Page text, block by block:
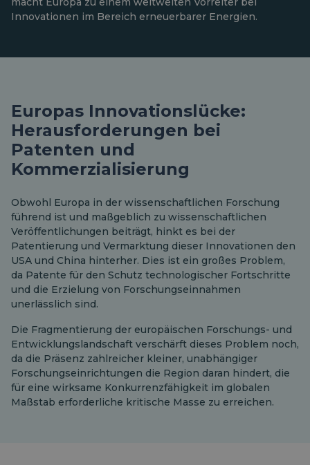
Innovationen im Bereich erneuerbarer Energien.
Europas Innovationslücke:
Herausforderungen bei
Patenten und
Kommerzialisierung
Obwohl Europa in der wissenschaftlichen Forschung
führend ist und maßgeblich zu wissenschaftlichen
Veröffentlichungen beiträgt, hinkt es bei der
Patentierung und Vermarktung dieser Innovationen den
USA und China hinterher. Dies ist ein großes Problem,
da Patente für den Schutz technologischer Fortschritte
und die Erzielung von Forschungseinnahmen
unerlässlich sind.
Die Fragmentierung der europäischen Forschungs- und
Entwicklungslandschaft verschärft dieses Problem noch,
da die Präsenz zahlreicher kleiner, unabhängiger
Forschungseinrichtungen die Region daran hindert, die
für eine wirksame Konkurrenzfähigkeit im globalen
Maßstab erforderliche kritische Masse zu erreichen.